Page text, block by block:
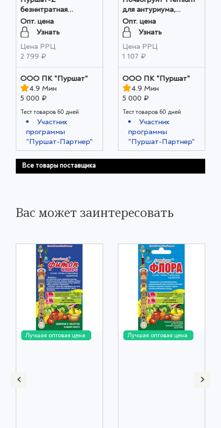
безнитратная
питательная добавка
для хвойных и
декоративных 3 кг
оптом
Опт. цена
Узнать
Цена РРЦ
2 799 ₽
ООО ПК "Пуршат"
4.9 Мин
5 000 ₽
Тест товаров 60 дней
Участник
программы
"Пуршат-Партнер"
для антуриума,
спатифиллума и
других ароидных 10 л
оптом
Опт. цена
Узнать
Цена РРЦ
1 107 ₽
ООО ПК "Пуршат"
4.9 Мин
5 000 ₽
Тест товаров 60 дней
Участник
программы
"Пуршат-Партнер"
Все товары поставщика
Вас может заинтересовать
Лучшая оптовая цена Лучшая оптовая цена